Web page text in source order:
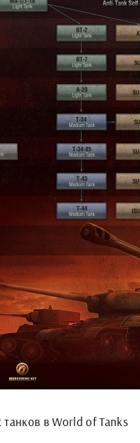
танков в World of Tanks